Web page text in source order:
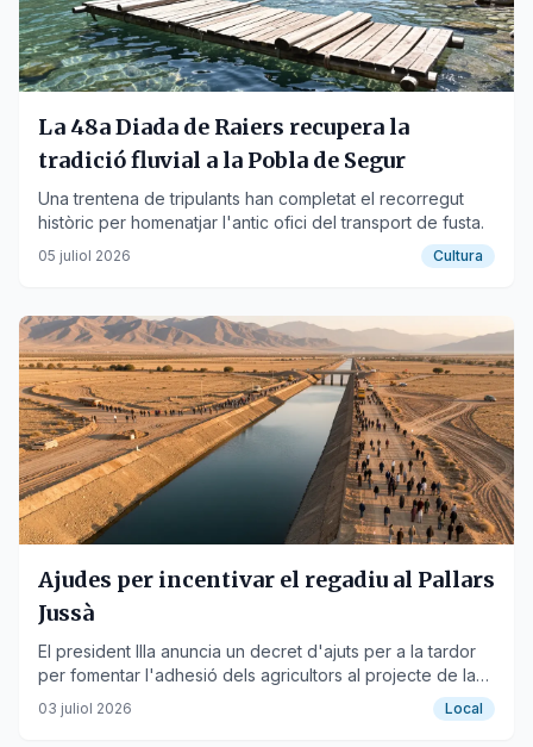
La 48a Diada de Raiers recupera la
tradició fluvial a la Pobla de Segur
Una trentena de tripulants han completat el recorregut
històric per homenatjar l'antic ofici del transport de fusta.
05 juliol 2026 Cultura
Ajudes per incentivar el regadiu al Pallars
Jussà
El president Illa anuncia un decret d'ajuts per a la tardor
per fomentar l'adhesió dels agricultors al projecte de la
conca de Tremp.
03 juliol 2026 Local